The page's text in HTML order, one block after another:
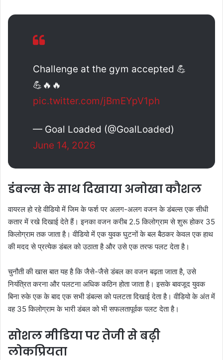
Challenge at the gym accepted 💪
💪🔥🔥
pic.twitter.com/jBmEYpV1ph
— Goal Loaded (@GoalLoaded)
June 14, 2026
डंबल्स के साथ दिखाया अनोखा कौशल
वायरल हो रहे वीडियो में जिम के फर्श पर अलग-अलग वजन के डंबल्स एक सीधी
कतार में रखे दिखाई देते हैं। इनका वजन करीब 2.5 किलोग्राम से शुरू होकर 35
किलोग्राम तक जाता है। वीडियो में एक युवक घुटनों के बल बैठकर केवल एक हाथ
की मदद से प्रत्येक डंबल को उठाता है और उसे एक तरफ पलट देता है।
चुनौती की खास बात यह है कि जैसे-जैसे डंबल का वजन बढ़ता जाता है, उसे
नियंत्रित करना और पलटना अधिक कठिन होता जाता है। इसके बावजूद युवक
बिना रुके एक के बाद एक सभी डंबल्स को पलटता दिखाई देता है। वीडियो के अंत में
वह 35 किलोग्राम के भारी डंबल को भी सफलतापूर्वक पलट देता है।
सोशल मीडिया पर तेजी से बढ़ी
लोकप्रियता